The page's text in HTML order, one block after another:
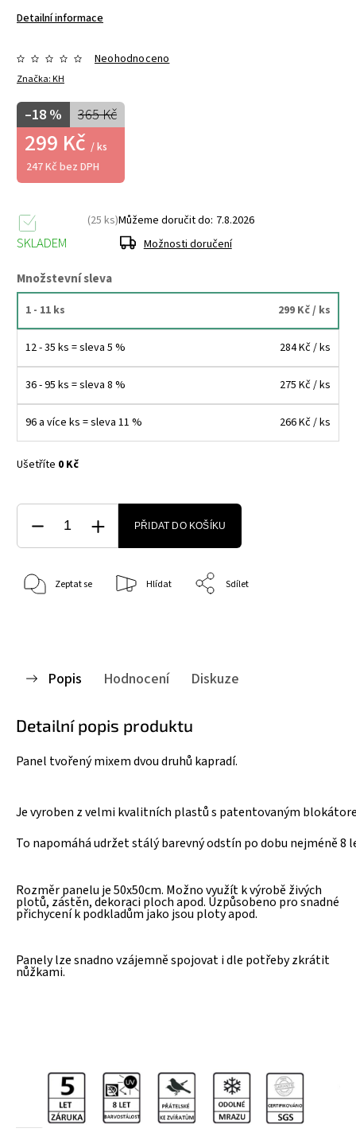
Detailní informace
Značka:KH
Neohodnoceno
365 Kč
–18 %
299 Kč / ks
247 Kč bez DPH
SKLADEM
(25 ks)Můžeme doručit do: 7.8.2026
Možnosti doručení
Množstevní sleva
1 - 11 ks 299 Kč/ ks
12 - 35 ks = sleva 5 % 284 Kč/ ks
36 - 95 ks = sleva 8 % 275 Kč/ ks
96 a více ks = sleva 11 % 266 Kč/ ks
Ušetříte 0 Kč
PŘIDAT DO KOŠÍKU
Zeptat se Hlídat Sdílet
Popis Hodnocení Diskuze
Detailní popis produktu
Panel tvořený mixem dvou druhů kapradí.
Je vyroben z velmi kvalitních plastů s patentovaným
To napomáhá udržet stálý barevný odstín po dobu nejméně 8
Rozměr panelu je 50x50cm. Možno využít k výrobě živých
plotů, zástěn, dekoraci ploch apod. Uzpůsobeno pro snadné
přichycení k podkladům jako jsou ploty apod.
Panely lze snadno vzájemně spojovat i dle potřeby zkrátit
nůžkami.